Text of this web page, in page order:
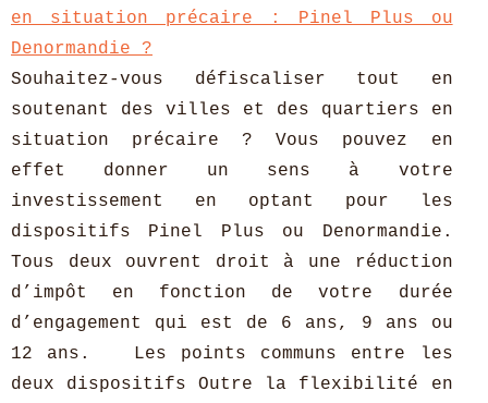
en situation précaire : Pinel Plus ou
Denormandie ?
Souhaitez-vous défiscaliser tout en
soutenant des villes et des quartiers en
situation précaire ? Vous pouvez en
effet donner un sens à votre
investissement en optant pour les
dispositifs Pinel Plus ou Denormandie.
Tous deux ouvrent droit à une réduction
d’impôt en fonction de votre durée
d’engagement qui est de 6 ans, 9 ans ou
12 ans. Les points communs entre les
deux dispositifs Outre la flexibilité en